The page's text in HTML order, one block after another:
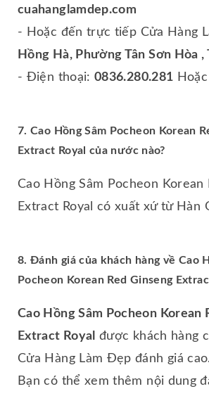
cuahanglamdep.com
- Hoặc đến trực tiếp Cửa Hàng
Hồng Hà, Phường Tân Sơn Hòa ,
- Điện thoại:0836.280.281 Hoặc
7. Cao Hồng Sâm Pocheon Korean
Extract Royal của nước nào?
Cao Hồng Sâm Pocheon Korean
Extract Royal có xuất xứ từ Hàn
8. Đánh giá của khách hàng về Cao
Pocheon Korean Red Ginseng
Cao Hồng Sâm Pocheon Korean
Extract Royal được khách hàng
Cửa Hàng Làm Đẹp đánh giá cao.
Bạn có thể xem thêm nội dung